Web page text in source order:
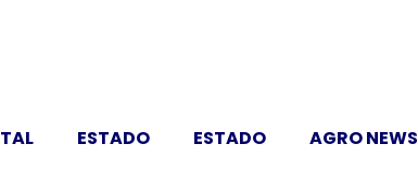
ESTADO ESTADO AGRO NEWS